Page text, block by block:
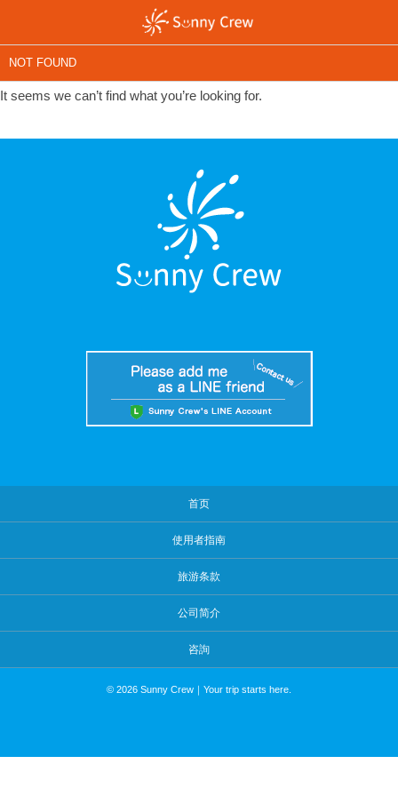
NOT FOUND
It seems we can’t find what you’re looking for.
首页
使用者指南
旅游条款
公司简介
咨詢
© 2026 Sunny Crew｜Your trip starts here